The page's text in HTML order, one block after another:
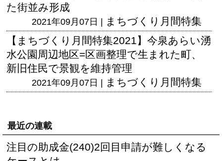
た街並み形成
2021年09月07日 |
まちづくり月間特集
【まちづくり月間特集2021】今泉あらい湧
水公園周辺地区=区画整理で生まれた町、
新旧住民で景観を維持管理
2021年09月07日 | まちづくり月間特集
最近の連載
注目の助成金(240)2回目申請が難しくなる